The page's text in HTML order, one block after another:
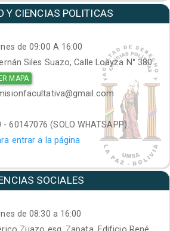
Y CIENCIAS POLITICAS
de 09:00 A 16:00
Siles Suazo, Calle Loayza N° 380
MAPA
- 60147076 (SOLO WHATSAPP)
entrar a la página
SOCIALES
de 08:30 a 16:00